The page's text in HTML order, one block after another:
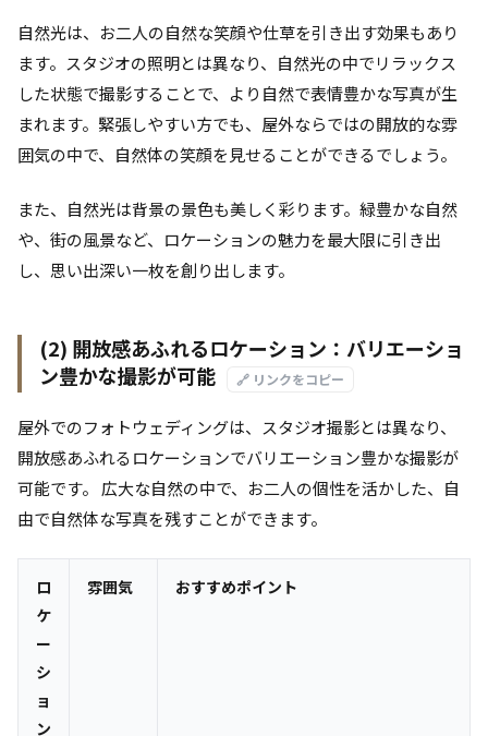
自然光は、お二人の自然な笑顔や仕草を引き出す効果もあり
ます。スタジオの照明とは異なり、自然光の中でリラックス
した状態で撮影することで、より自然で表情豊かな写真が生
まれます。緊張しやすい方でも、屋外ならではの開放的な雰
囲気の中で、自然体の笑顔を見せることができるでしょう。
また、自然光は背景の景色も美しく彩ります。緑豊かな自然
や、街の風景など、ロケーションの魅力を最大限に引き出
し、思い出深い一枚を創り出します。
(2) 開放感あふれるロケーション：バリエーショ
ン豊かな撮影が可能
🔗 リンクをコピー
屋外でのフォトウェディングは、スタジオ撮影とは異なり、
開放感あふれるロケーションでバリエーション豊かな撮影が
可能です。 広大な自然の中で、お二人の個性を活かした、自
由で自然体な写真を残すことができます。
ロ
ケ
ー
シ
ョ
ン
雰囲気 おすすめポイント